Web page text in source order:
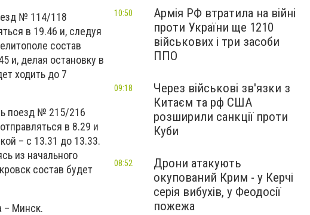
№ 114/118
в 19.46 и, следуя
состав
и, делая остановку в
ходить до 7
поезд № 215/216
в 8.29 и
– с 13.31 до 13.33.
из начального
состав будет
– Минск.
Армія РФ втратила на війні
проти України ще 1210
військових і три засоби
ППО
10:50
Через військові зв'язки з
Китаєм та рф США
розширили санкції проти
Куби
09:18
Дрони атакують
окупований Крим - у Керчі
серія вибухів, у Феодосії
пожежа
08:52